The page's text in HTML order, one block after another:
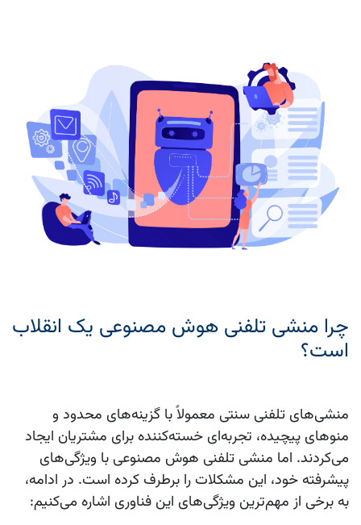
چرا منشی تلفنی هوش مصنوعی یک انقلاب
است؟
منشی‌های تلفنی سنتی معمولاً با گزینه‌های محدود و
منوهای پیچیده، تجربه‌ای خسته‌کننده برای مشتریان ایجاد
می‌کردند. اما منشی تلفنی هوش مصنوعی با ویژگی‌های
پیشرفته خود، این مشکلات را برطرف کرده است. در ادامه،
به برخی از مهم‌ترین ویژگی‌های این فناوری اشاره می‌کنیم: